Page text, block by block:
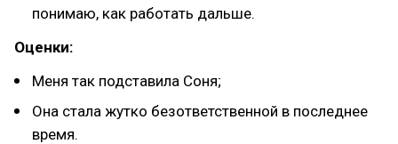
понимаю, как работать дальше.
Оценки:
Меня так подставила Соня;
Она стала жутко безответственной в последнее
время.